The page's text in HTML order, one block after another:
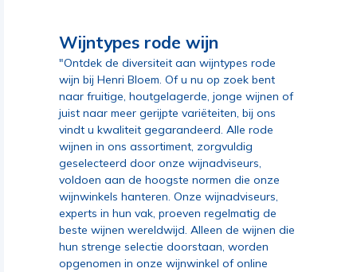
Wijntypes rode wijn
"Ontdek de diversiteit aan wijntypes rode
wijn bij Henri Bloem. Of u nu op zoek bent
naar fruitige, houtgelagerde, jonge wijnen of
juist naar meer gerijpte variëteiten, bij ons
vindt u kwaliteit gegarandeerd. Alle rode
wijnen in ons assortiment, zorgvuldig
geselecteerd door onze wijnadviseurs,
voldoen aan de hoogste normen die onze
wijnwinkels hanteren. Onze wijnadviseurs,
experts in hun vak, proeven regelmatig de
beste wijnen wereldwijd. Alleen de wijnen die
hun strenge selectie doorstaan, worden
opgenomen in onze wijnwinkel of online